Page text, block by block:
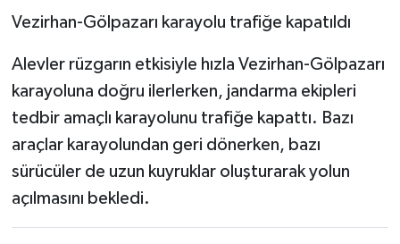
Vezirhan-Gölpazarı karayolu trafiğe kapatıldı
Alevler rüzgarın etkisiyle hızla Vezirhan-Gölpazarı
karayoluna doğru ilerlerken, jandarma ekipleri
tedbir amaçlı karayolunu trafiğe kapattı. Bazı
araçlar karayolundan geri dönerken, bazı
sürücüler de uzun kuyruklar oluşturarak yolun
açılmasını bekledi.